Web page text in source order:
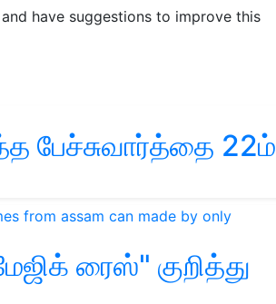
have suggestions to improve this
பேச்சுவார்த்தை 22ம்
ரைஸ்" குறித்து